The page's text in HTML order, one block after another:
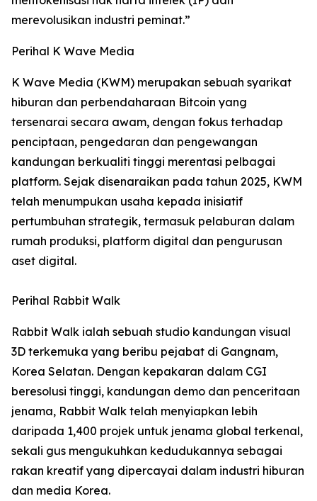
merevolusikan industri peminat.”
Perihal K Wave Media
K Wave Media (KWM) merupakan sebuah syarikat
hiburan dan perbendaharaan Bitcoin yang
tersenarai secara awam, dengan fokus terhadap
penciptaan, pengedaran dan pengewangan
kandungan berkualiti tinggi merentasi pelbagai
platform. Sejak disenaraikan pada tahun 2025, KWM
telah menumpukan usaha kepada inisiatif
pertumbuhan strategik, termasuk pelaburan dalam
rumah produksi, platform digital dan pengurusan
aset digital.
Perihal Rabbit Walk
Rabbit Walk ialah sebuah studio kandungan visual
3D terkemuka yang beribu pejabat di Gangnam,
Korea Selatan. Dengan kepakaran dalam CGI
beresolusi tinggi, kandungan demo dan penceritaan
jenama, Rabbit Walk telah menyiapkan lebih
daripada 1,400 projek untuk jenama global terkenal,
sekali gus mengukuhkan kedudukannya sebagai
rakan kreatif yang dipercayai dalam industri hiburan
dan media Korea.